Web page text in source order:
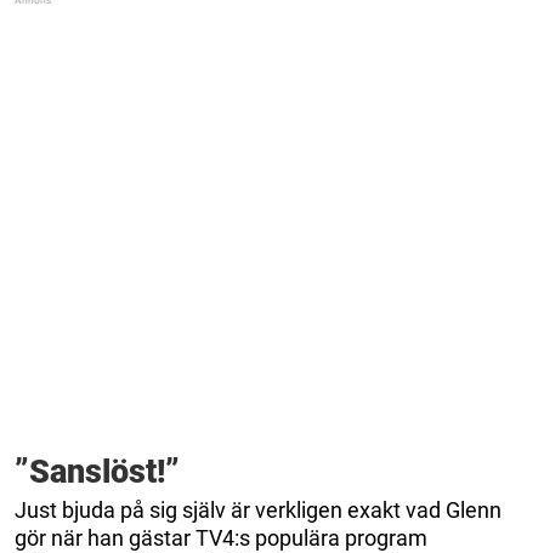
”Sanslöst!”
Just bjuda på sig själv är verkligen exakt vad Glenn
gör när han gästar TV4:s populära program